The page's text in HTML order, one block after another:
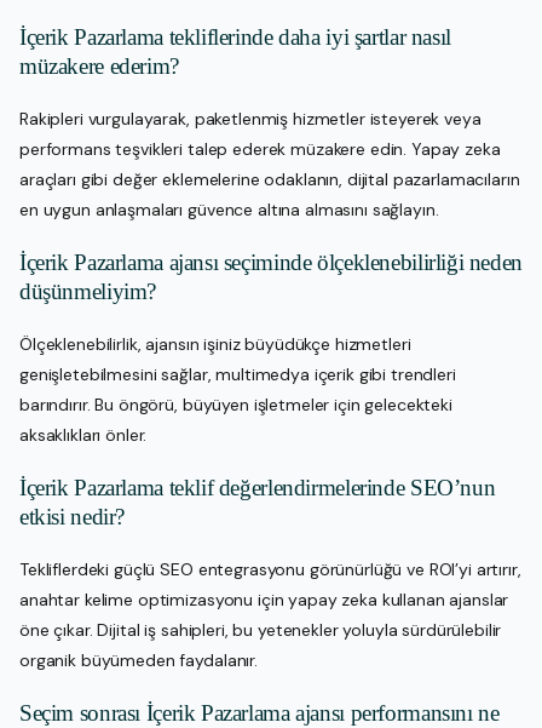
İçerik Pazarlama tekliflerinde daha iyi şartlar nasıl
müzakere ederim?
Rakipleri vurgulayarak, paketlenmiş hizmetler isteyerek veya
performans teşvikleri talep ederek müzakere edin. Yapay zeka
araçları gibi değer eklemelerine odaklanın, dijital pazarlamacıların
en uygun anlaşmaları güvence altına almasını sağlayın.
İçerik Pazarlama ajansı seçiminde ölçeklenebilirliği neden
düşünmeliyim?
Ölçeklenebilirlik, ajansın işiniz büyüdükçe hizmetleri
genişletebilmesini sağlar, multimedya içerik gibi trendleri
barındırır. Bu öngörü, büyüyen işletmeler için gelecekteki
aksaklıkları önler.
İçerik Pazarlama teklif değerlendirmelerinde SEO’nun
etkisi nedir?
Tekliflerdeki güçlü SEO entegrasyonu görünürlüğü ve ROI’yi artırır,
anahtar kelime optimizasyonu için yapay zeka kullanan ajanslar
öne çıkar. Dijital iş sahipleri, bu yetenekler yoluyla sürdürülebilir
organik büyümeden faydalanır.
Seçim sonrası İçerik Pazarlama ajansı performansını ne